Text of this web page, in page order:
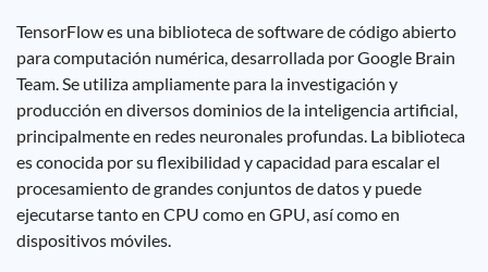
TensorFlow es una biblioteca de software de código abierto
para computación numérica, desarrollada por Google Brain
Team. Se utiliza ampliamente para la investigación y
producción en diversos dominios de la inteligencia artificial,
principalmente en redes neuronales profundas. La biblioteca
es conocida por su flexibilidad y capacidad para escalar el
procesamiento de grandes conjuntos de datos y puede
ejecutarse tanto en CPU como en GPU, así como en
dispositivos móviles.